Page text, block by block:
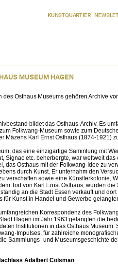
KUNSTQUARTIER
MUSEUM HAGEN
des Osthaus Museums gehören Archive
bildet das Osthaus-Archiv. Es
Folkwang-Museum sowie zum
Mäzens Karl Ernst Osthaus (1874-1921)
das eine einzigartige Sammlung mit
Signac etc. beherbergte, war weltweit
das Osthaus mit der Folkwang-Idee zu
durch Kunst. Er unternahm den
verschaffen sowie eine Künstlerkolonie,
Tod von Karl Ernst Osthaus, wurden
an die Stadt Essen verkauft und
für Kunst in Handel und Gewerbe
Korrespondenz des
Hagen im Jahr 1963 gelangten die
Institutionen in das Osthaus
Impulses, für zahlreiche
Sammlungs- und Museumsgeschichte
Adalbert Colsman